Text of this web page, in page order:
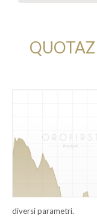
STERLINE IN
ORO
INVESTIRE
ORO
diversi parametri.